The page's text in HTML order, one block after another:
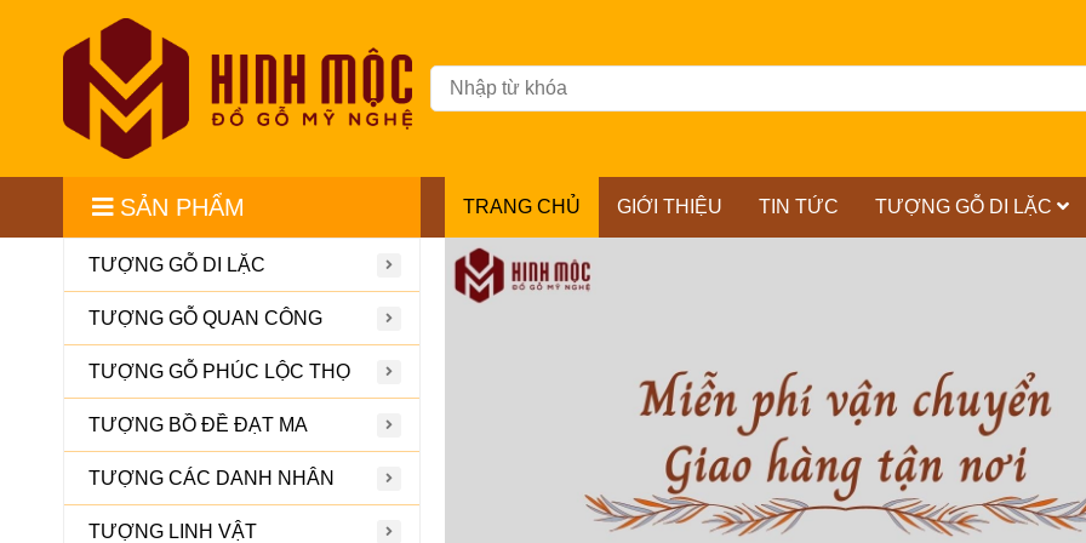
SẢN PHẨM
TƯỢNG GỖ DI LẶC
TƯỢNG GỖ QUAN CÔNG
TƯỢNG GỖ PHÚC LỘC THỌ
TƯỢNG BỒ ĐỀ ĐẠT MA
TƯỢNG CÁC DANH NHÂN
TƯỢNG LINH VẬT
TRANG CHỦ GIỚI THIỆU TIN TỨC TƯỢNG GỖ DI LẶC